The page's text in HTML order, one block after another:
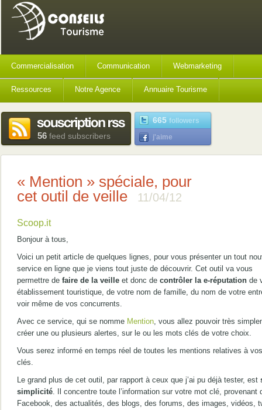
Commercialisation Communication Webmarketing
Ressources Notre Agence Annuaire Tourisme
56 feed subscribers
665 followers
j'aime
« Mention » spéciale, pour
cet outil de veille
11/04/12
Scoop.it
Bonjour à tous,
Voici un petit article de quelques lignes, pour vous présenter un tout
service en ligne que je viens tout juste de découvrir. Cet outil va vous
permettre de faire de la veille et donc de contrôler la e-réputation de
établissement touristique, de votre nom de famille, du nom de votre
voir même de vos concurrents.
Avec ce service, qui se nomme Mention, vous allez pouvoir très
créer une ou plusieurs alertes, sur le ou les mots clés de votre choix.
Vous serez informé en temps réel de toutes les mentions relatives à
clés.
Le grand plus de cet outil, par rapport à ceux que j’ai pu déjà tester, est
simplicité. Il concentre toute l’information sur votre mot clé, provenant
Facebook, des actualités, des blogs, des forums, des images, vidéos,